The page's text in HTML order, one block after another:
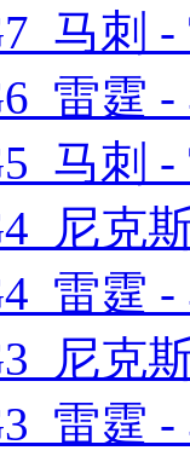
马刺
雷霆
马刺
尼克
雷霆
尼克
雷霆